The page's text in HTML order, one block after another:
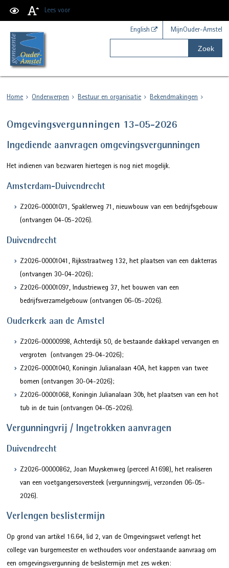
Lees voor
English MijnOuder-Amstel
Zoek
Home Onderwerpen Bestuur en organisatie Bekendmakingen
Omgevingsvergunningen 13-05-2026
Ingediende aanvragen omgevingsvergunningen
Het indienen van bezwaren hiertegen is nog niet mogelijk.
Amsterdam-Duivendrecht
Z2026-00001071, Spaklerweg 71, nieuwbouw van een bedrijfsgebouw
(ontvangen 04-05-2026).
Duivendrecht
Z2026-00001041, Rijksstraatweg 132, het plaatsen van een dakterras
(ontvangen 30-04-2026);
Z2026-00001097, Industrieweg 37, het bouwen van een
bedrijfsverzamelgebouw (ontvangen 06-05-2026).
Ouderkerk aan de Amstel
Z2026-00000998, Achterdijk 50, de bestaande dakkapel vervangen en
vergroten (ontvangen 29-04-2026);
Z2026-00001040, Koningin Julianalaan 40A, het kappen van twee
bomen (ontvangen 30-04-2026);
Z2026-00001068, Koningin Julianalaan 30b, het plaatsen van een hot
tub in de tuin (ontvangen 04-05-2026).
Vergunningvrij / Ingetrokken aanvragen
Duivendrecht
Z2026-00000862, Joan Muyskenweg (perceel A1698), het realiseren
van een voetgangersoversteek (vergunningsvrij, verzonden 06-05-
2026).
Verlengen beslistermijn
Op grond van artikel 16.64, lid 2, van de Omgevingswet verlengt het
college van burgemeester en wethouders voor onderstaande aanvraag om
een omgevingsvergunning de beslistermijn met zes weken: